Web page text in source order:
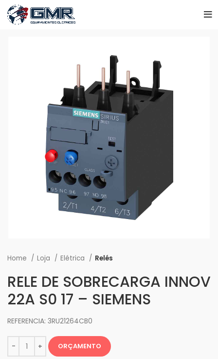
Home Loja Elétrica Relés
RELE DE SOBRECARGA INNOV
22A S0 17 – SIEMENS
REFERENCIA: 3RU21264CB0
ORÇAMENTO